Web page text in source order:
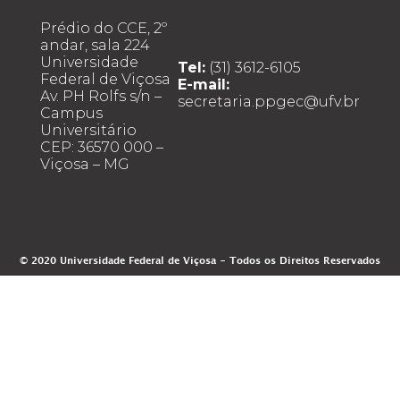
Prédio do CCE, 2º
andar, sala 224
Universidade
Federal de Viçosa
Av. PH Rolfs s/n –
Campus
Universitário
CEP: 36570 000 –
Viçosa – MG
Tel: (31) 3612-6105
E-mail:
secretaria.ppgec@ufv.br
© 2020 Universidade Federal de Viçosa - Todos os Direitos Reservados